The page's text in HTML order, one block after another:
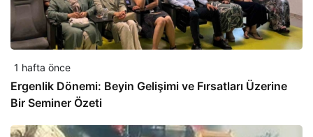
1 hafta önce
Ergenlik Dönemi: Beyin Gelişimi ve Fırsatları Üzerine
Bir Seminer Özeti